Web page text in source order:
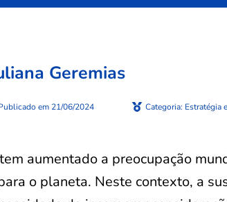
Geremias
em 21/06/2024 Categoria: Estratégia
aumentado a preocupação
o planeta. Neste contexto, a